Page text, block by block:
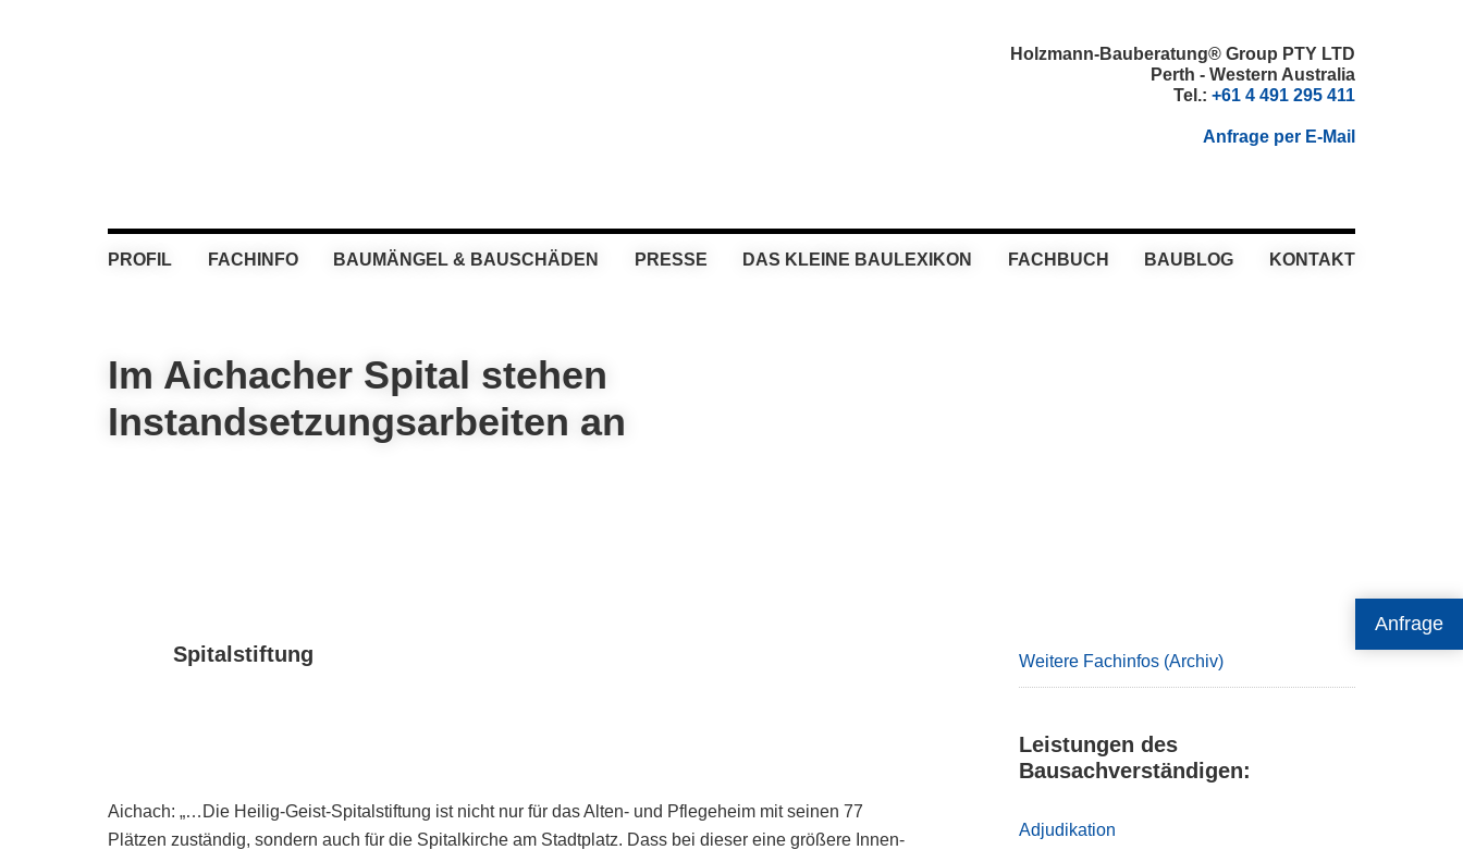
Anfrage
Holzmann-Bauberatung® Group PTY LTD
Perth - Western Australia
Tel.: +61 4 491 295 411
Anfrage per E-Mail
PROFIL FACHINFO BAUMÄNGEL & BAUSCHÄDEN PRESSE DAS KLEINE BAULEXIKON FACHBUCH BAUBLOG KONTAKT
Im Aichacher Spital stehen
Instandsetzungsarbeiten an
Spitalstiftung
Aichach: „…Die Heilig-Geist-Spitalstiftung ist nicht nur für das Alten- und Pflegeheim mit seinen 77
Plätzen zuständig, sondern auch für die Spitalkirche am Stadtplatz. Dass bei dieser eine größere Innen-
Weitere Fachinfos (Archiv)
Leistungen des
Bausachverständigen:
Adjudikation